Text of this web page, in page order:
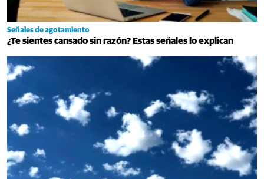
Señales de agotamiento
¿Te sientes cansado sin razón? Estas señales lo explican